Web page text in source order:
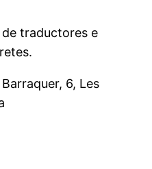
traductores e
6, Les